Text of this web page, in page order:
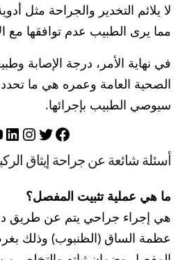
لا يلائم التخدير والجراحة مثل
مما يرى الطبيب عدم توافقها مع
في نهاية الأمر، درجة الإصابة
الصحية العامة وعمره هي ما
سيوصي الطبيب بإجرائها.
فيسبوك
تويترلينكد إن
أسئلة شائعة عن جراحة إيثاق
ما هي عملية تثبيت المفصل؟
هي إجراء جراحي يتم عن طريق
عظمة الساق (الظنبوب) وذلك